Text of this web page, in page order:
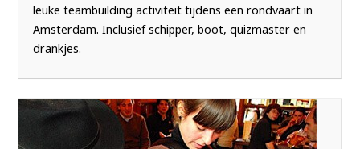
leuke teambuilding activiteit tijdens een rondvaart in
Amsterdam. Inclusief schipper, boot, quizmaster en
drankjes.